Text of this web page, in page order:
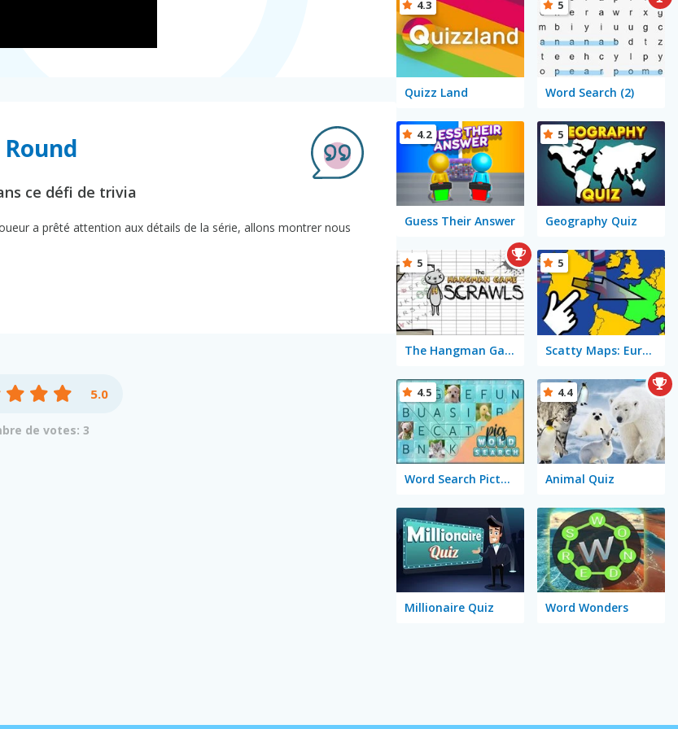
ce défi de trivia
a prêté attention aux détails de la série, allons montrer nous
5.0
de votes: 3
Quizz Land
4.3
Word Search (2)
5
Guess Their Answer
4.2
Geography Quiz
5
The Hangman Game Scrawl
5
Scatty Maps: Europe
5
Word Search Pictures
4.5
Animal Quiz
4.4
Millionaire Quiz Word Wonders